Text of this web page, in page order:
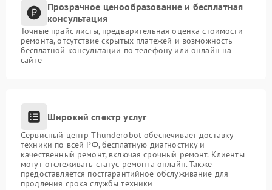
Прозрачное ценообразование и бесплатная
консультация
Точные прайс-листы, предварительная оценка стоимости
ремонта, отсутствие скрытых платежей и возможность
бесплатной консультации по телефону или онлайн на
сайте
Широкий спектр услуг
Сервисный центр Thunderobot обеспечивает доставку
техники по всей РФ, бесплатную диагностику и
качественный ремонт, включая срочный ремонт. Клиенты
могут отслеживать статус ремонта онлайн. Также
предоставляется постгарантийное обслуживание для
продления срока службы техники